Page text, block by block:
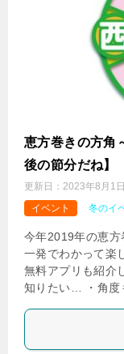
恵方巻きの方角
後の節分だね】
更新日： 2023年8月1日
イベント
冬のイ
今年2019年の恵
一発でわかって楽
無料アプリも紹介
知りたい… ・角度